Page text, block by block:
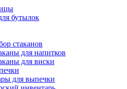
бутылок
стаканов
для напитков
для виски
для выпечки